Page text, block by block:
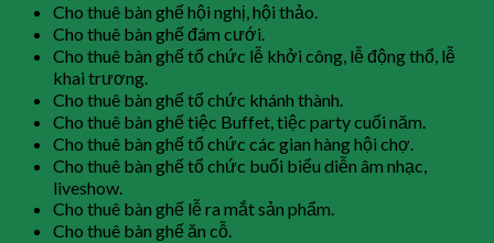
Cho thuê bàn ghế hội nghị, hội thảo.
Cho thuê bàn ghế đám cưới.
Cho thuê bàn ghế tổ chức lễ khởi công, lễ động thổ, lễ
khai trương.
Cho thuê bàn ghế tổ chức khánh thành.
Cho thuê bàn ghế tiệc Buffet, tiệc party cuối năm.
Cho thuê bàn ghế tổ chức các gian hàng hội chợ.
Cho thuê bàn ghế tổ chức buổi biểu diễn âm nhạc,
liveshow.
Cho thuê bàn ghế lễ ra mắt sản phẩm.
Cho thuê bàn ghế ăn cỗ.